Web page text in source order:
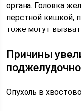
органа. Головка
перстной кишкой,
тоже могут
Причины
Опухоль в